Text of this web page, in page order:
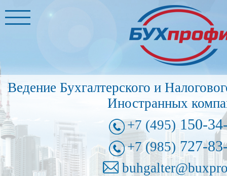
Главная
Иностранные
представительства
➩
Регистрация
➩
Ведение Бухгалтерского и
Иностранных
+7 (495) 150-
+7 (985)727-